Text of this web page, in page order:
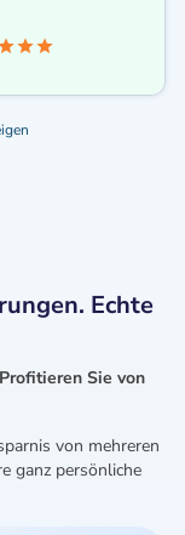
Echte
Sie von
von mehreren
ganz persönliche